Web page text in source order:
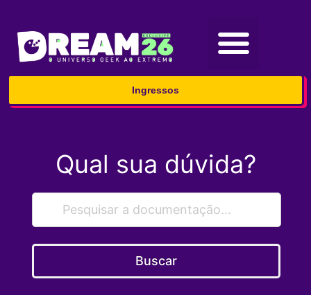
Ingressos
Qual sua dúvida?
Buscar